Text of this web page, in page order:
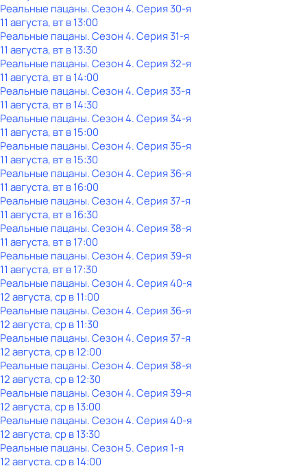
Реальные пацаны. Сезон 4. Серия 30-я
11 августа, вт в 13:00
Реальные пацаны. Сезон 4. Серия 31-я
11 августа, вт в 13:30
Реальные пацаны. Сезон 4. Серия 32-я
11 августа, вт в 14:00
Реальные пацаны. Сезон 4. Серия 33-я
11 августа, вт в 14:30
Реальные пацаны. Сезон 4. Серия 34-я
11 августа, вт в 15:00
Реальные пацаны. Сезон 4. Серия 35-я
11 августа, вт в 15:30
Реальные пацаны. Сезон 4. Серия 36-я
11 августа, вт в 16:00
Реальные пацаны. Сезон 4. Серия 37-я
11 августа, вт в 16:30
Реальные пацаны. Сезон 4. Серия 38-я
11 августа, вт в 17:00
Реальные пацаны. Сезон 4. Серия 39-я
11 августа, вт в 17:30
Реальные пацаны. Сезон 4. Серия 40-я
12 августа, ср в 11:00
Реальные пацаны. Сезон 4. Серия 36-я
12 августа, ср в 11:30
Реальные пацаны. Сезон 4. Серия 37-я
12 августа, ср в 12:00
Реальные пацаны. Сезон 4. Серия 38-я
12 августа, ср в 12:30
Реальные пацаны. Сезон 4. Серия 39-я
12 августа, ср в 13:00
Реальные пацаны. Сезон 4. Серия 40-я
12 августа, ср в 13:30
Реальные пацаны. Сезон 5. Серия 1-я
12 августа, ср в 14:00